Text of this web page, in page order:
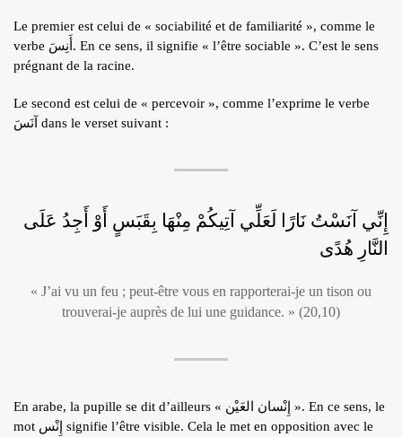
ARTICLES
CONTACT
Le premier est celui de « sociabilité et de familiarité », comme le
verbe أَنِسَ. En ce sens, il signifie « l’être sociable ». C’est le sens
prégnant de la racine.
Le second est celui de « percevoir », comme l’exprime le verbe
آنَسَ dans le verset suivant :
إِنِّي آنَسْتُ نَارًا لَعَلِّي آتِيكُمْ مِنْهَا بِقَبَسٍ أَوْ أَجِدُ عَلَى
النَّارِ هُدًى
« J’ai vu un feu ; peut-être vous en rapporterai-je un tison ou
trouverai-je auprès de lui une guidance. » (20,10)
En arabe, la pupille se dit d’ailleurs « إِنْسان العَيْن ». En ce sens, le
mot إِنْس signifie l’être visible. Cela le met en opposition avec le